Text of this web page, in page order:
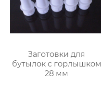
Заготовки для
бутылок с горлышком
28 мм